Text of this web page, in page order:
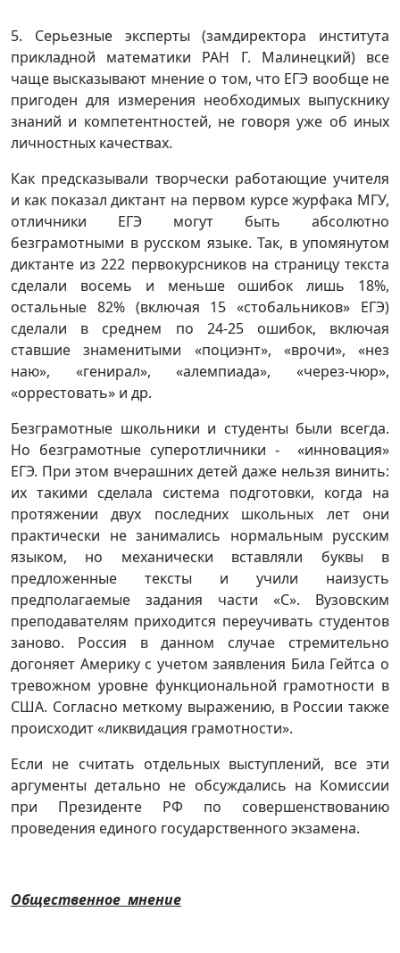
5. Серьезные эксперты (замдиректора института
прикладной математики РАН Г. Малинецкий) все
чаще высказывают мнение о том, что ЕГЭ вообще не
пригоден для измерения необходимых выпускнику
знаний и компетентностей, не говоря уже об иных
личностных качествах.
Как предсказывали творчески работающие учителя
и как показал диктант на первом курсе журфака МГУ,
отличники ЕГЭ могут быть абсолютно
безграмотными в русском языке. Так, в упомянутом
диктанте из 222 первокурсников на страницу текста
сделали восемь и меньше ошибок лишь 18%,
остальные 82% (включая 15 «стобальников» ЕГЭ)
сделали в среднем по 24-25 ошибок, включая
ставшие знаменитыми «поциэнт», «врочи», «нез
наю», «генирал», «алемпиада», «через-чюр»,
«оррестовать» и др.
Безграмотные школьники и студенты были всегда.
Но безграмотные суперотличники - «инновация»
ЕГЭ. При этом вчерашних детей даже нельзя винить:
их такими сделала система подготовки, когда на
протяжении двух последних школьных лет они
практически не занимались нормальным русским
языком, но механически вставляли буквы в
предложенные тексты и учили наизусть
предполагаемые задания части «С». Вузовским
преподавателям приходится переучивать студентов
заново. Россия в данном случае стремительно
догоняет Америку с учетом заявления Била Гейтса о
тревожном уровне функциональной грамотности в
США. Согласно меткому выражению, в России также
происходит «ликвидация грамотности».
Если не считать отдельных выступлений, все эти
аргументы детально не обсуждались на Комиссии
при Президенте РФ по совершенствованию
проведения единого государственного экзамена.
Общественное мнение